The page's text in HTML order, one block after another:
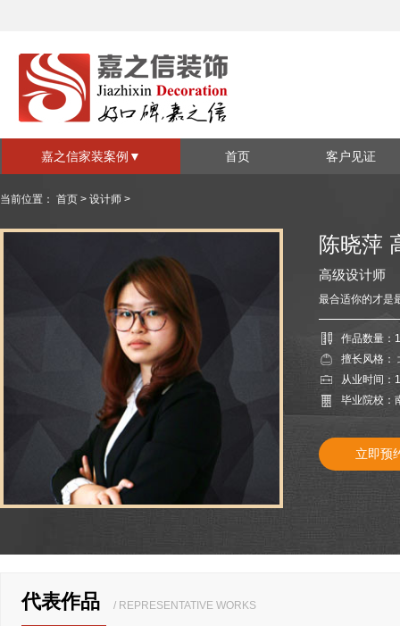
嘉之信家装案例 ▼
家装套系
全包系列 半包系列
欧式简约
地中海
北欧
其他
小户型房 两室一厅
普通住宅 豪华别墅
首页 客户见证
施工现场
当前位置： 首页 > 设计师 >
陈晓萍
高级设计师
最合适你的才是
作品数量：
擅长风格：
从业时间：
毕业院校：
立即预
代表作品 / REPRESENTATIVE WORKS